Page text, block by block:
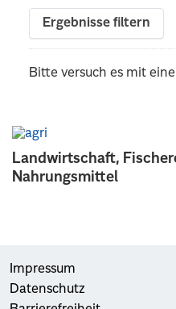
Landwirtschaft,
Nahrungsmittel
Ergebnisse filtern
Bitte versuch es mit
Impressum
Datenschutz